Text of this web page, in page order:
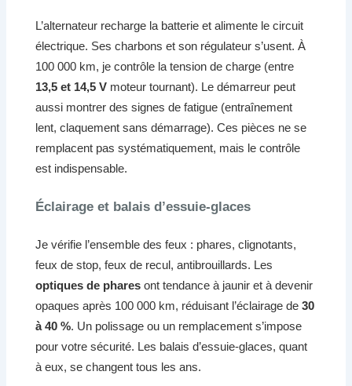
L’alternateur recharge la batterie et alimente le circuit
électrique. Ses charbons et son régulateur s’usent. À
100 000 km, je contrôle la tension de charge (entre
13,5 et 14,5 V moteur tournant). Le démarreur peut
aussi montrer des signes de fatigue (entraînement
lent, claquement sans démarrage). Ces pièces ne se
remplacent pas systématiquement, mais le contrôle
est indispensable.
Éclairage et balais d’essuie-glaces
Je vérifie l’ensemble des feux : phares, clignotants,
feux de stop, feux de recul, antibrouillards. Les
optiques de phares ont tendance à jaunir et à devenir
opaques après 100 000 km, réduisant l’éclairage de30
à 40 %. Un polissage ou un remplacement s’impose
pour votre sécurité. Les balais d’essuie-glaces, quant
à eux, se changent tous les ans.